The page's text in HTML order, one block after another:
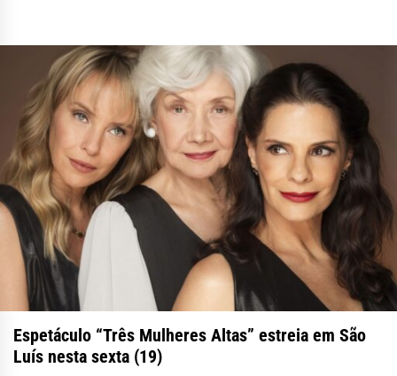
Espetáculo “Três Mulheres Altas” estreia em São
Luís nesta sexta (19)